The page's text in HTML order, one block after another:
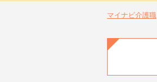
マイナビ介護職